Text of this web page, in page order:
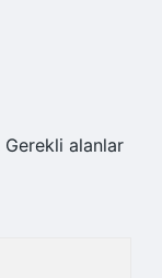
Gerekli alanlar